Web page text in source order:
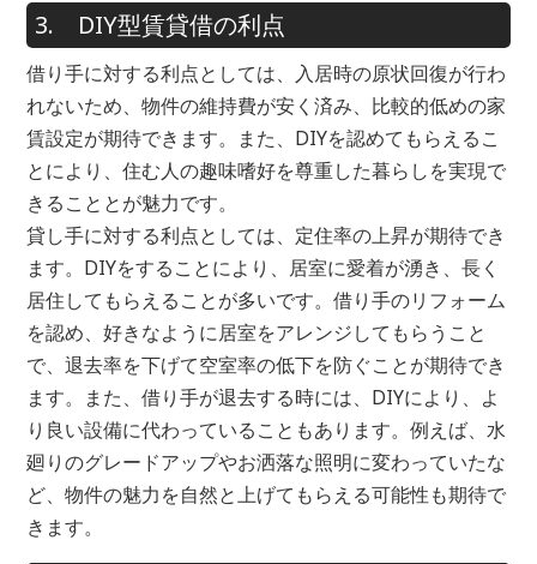
3. DIY型賃貸借の利点
借り手に対する利点としては、入居時の原状回復が行わ
れないため、物件の維持費が安く済み、比較的低めの家
賃設定が期待できます。また、DIYを認めてもらえるこ
とにより、住む人の趣味嗜好を尊重した暮らしを実現で
きることとが魅力です。
貸し手に対する利点としては、定住率の上昇が期待でき
ます。DIYをすることにより、居室に愛着が湧き、長く
居住してもらえることが多いです。借り手のリフォーム
を認め、好きなように居室をアレンジしてもらうこと
で、退去率を下げて空室率の低下を防ぐことが期待でき
ます。また、借り手が退去する時には、DIYにより、よ
り良い設備に代わっていることもあります。例えば、水
廻りのグレードアップやお洒落な照明に変わっていたな
ど、物件の魅力を自然と上げてもらえる可能性も期待で
きます。